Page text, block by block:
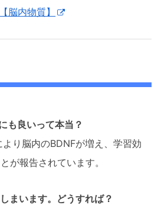
脳内物質】
も良いって本当？
り脳内のBDNFが増え、学習効
が報告されています。
まいます。どうすれば？